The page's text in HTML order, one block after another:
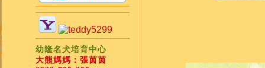
幼隆名犬培育中心
大熊媽媽：張茵茵